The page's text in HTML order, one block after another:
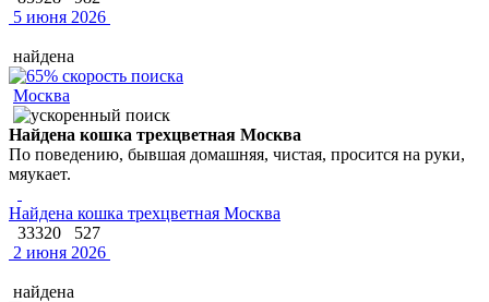
5 июня 2026
найдена
Москва
Найдена кошка трехцветная Москва
По поведению, бывшая домашняя, чистая, просится на руки,
мяукает.
Найдена кошка трехцветная Москва
33320
527
2 июня 2026
найдена